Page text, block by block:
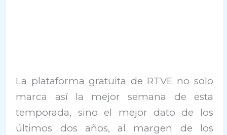
La plataforma gratuita de RTVE no solo
marca así la mejor semana de esta
temporada, sino el mejor dato de los
últimos dos años, al margen de los